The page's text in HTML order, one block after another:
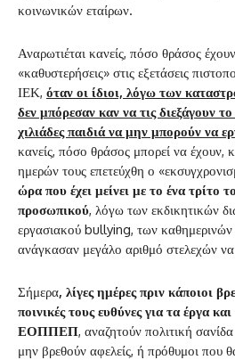
κοινωνικών εταίρων.
Αναρωτιέται κανείς, πόσο θράσος
«καθυστερήσεις» στις εξετάσεις
ΙΕΚ, όταν οι ίδιοι, λόγω των
δεν μπόρεσαν καν να τις διεξάγουν
χιλιάδες παιδιά να μην μπορούν να
κανείς, πόσο θράσος μπορεί να έχουν,
ημερών τους επετεύχθη ο
ώρα που έχει μείνει με το ένα τρίτο
προσωπικού, λόγω των εκδικητικών
εργασιακού bullying, των
ανάγκασαν μεγάλο αριθμό στελεχών
Σήμερα, λίγες ημέρες πριν κάποιοι
ποινικές τους ευθύνες για τα έργα
ΕΟΠΠΕΠ, αναζητούν πολιτική
μην βρεθούν αφελείς, ή πρόθυμοι που